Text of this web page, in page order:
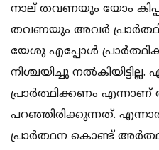
നാല് തവണയും യോം
തവണയും അവര്‍
യേശു എപ്പോള്‍
നിശ്ചയിച്ചു
പ്രാര്‍ത്ഥിക്കണം എന്നാണ്
പറഞ്ഞിരിക്കുന്നത്.
പ്രാര്‍ത്ഥന കൊണ്ട്